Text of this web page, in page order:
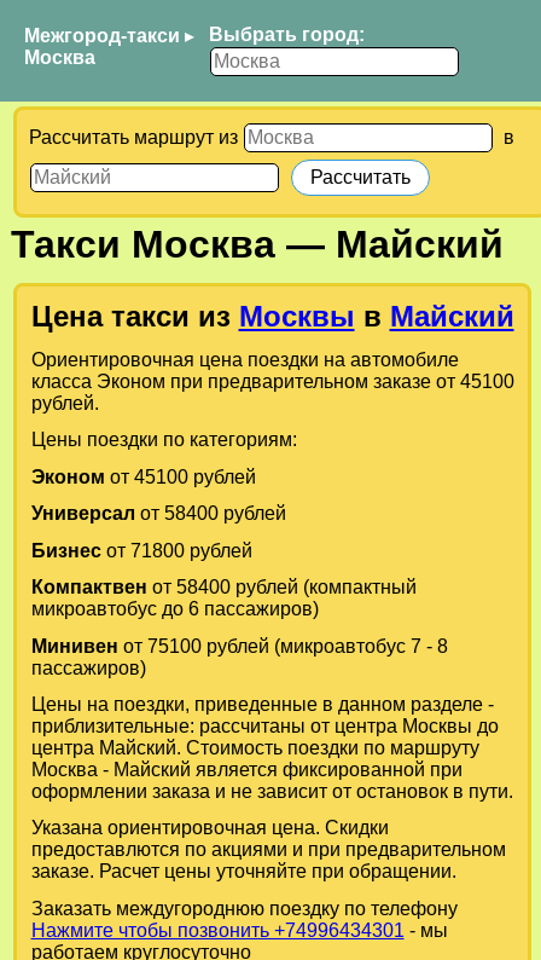
Межгород-такси ▸
Москва
Выбрать город:
Рассчитать маршрут из в
Такси Москва— Майский
Цена такси из Москвы в Майский
Ориентировочная цена поездки на автомобиле
класса Эконом при предварительном заказе от 45100
рублей.
Цены поездки по категориям:
Эконом от 45100 рублей
Универсал от 58400 рублей
Бизнесот 71800 рублей
Компактвен от 58400 рублей (компактный
микроавтобус до 6 пассажиров)
Минивен от 75100 рублей (микроавтобус 7 - 8
пассажиров)
Цены на поездки, приведенные в данном разделе -
приблизительные: рассчитаны от центра Москвы до
центра Майский. Стоимость поездки по маршруту
Москва - Майский является фиксированной при
оформлении заказа и не зависит от остановок в пути.
Указана ориентировочная цена. Скидки
предоставлются по акциями и при предварительном
заказе. Расчет цены уточняйте при обращении.
Заказать междугороднюю поездку по телефону
Нажмите чтобы позвонить +74996434301 - мы
работаем круглосуточно